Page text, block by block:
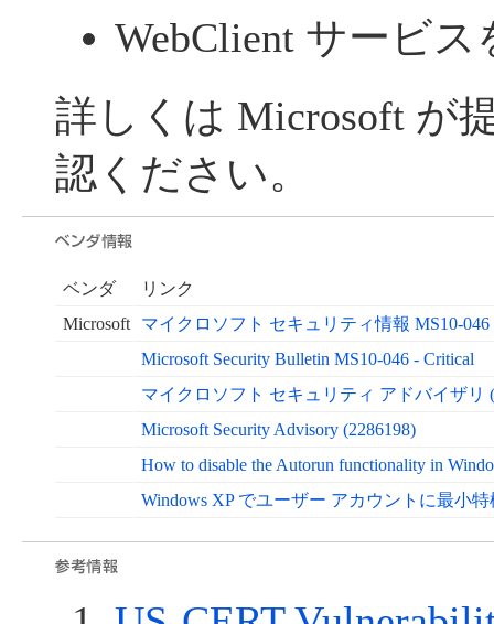
WebClient サービ
詳しくは Microsoft が
認ください。
ベンダ
リンク
Microsoft
マイクロソフト セキュリティ情報 MS10-046
Microsoft Security Bulletin MS10-046 - Critical
マイクロソフト セキュリティ アドバイザリ
Microsoft Security Advisory (2286198)
How to disable the Autorun functionality in
Windows XP でユーザー アカウントに最小